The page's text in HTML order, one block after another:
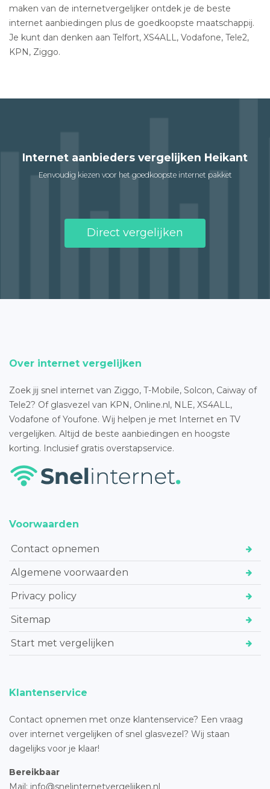
maken van de internetvergelijker ontdek je de beste
internet aanbiedingen plus de goedkoopste maatschappij.
Je kunt dan denken aan Telfort, XS4ALL, Vodafone, Tele2,
KPN, Ziggo.
Internet aanbieders vergelijken Heikant
Eenvoudig kiezen voor het goedkoopste internet pakket
Direct vergelijken
Over internet vergelijken
Zoek jij snel internet van Ziggo, T-Mobile, Solcon, Caiway of
Tele2? Of glasvezel van KPN, Online.nl, NLE, XS4ALL,
Vodafone of Youfone. Wij helpen je met Internet en TV
vergelijken. Altijd de beste aanbiedingen en hoogste
korting. Inclusief gratis overstapservice.
Voorwaarden
Contact opnemen
Algemene voorwaarden
Privacy policy
Sitemap
Start met vergelijken
Klantenservice
Contact opnemen met onze klantenservice? Een vraag
over internet vergelijken of snel glasvezel? Wij staan
dagelijks voor je klaar!
Bereikbaar
Mail: info@snelinternetvergelijken.nl